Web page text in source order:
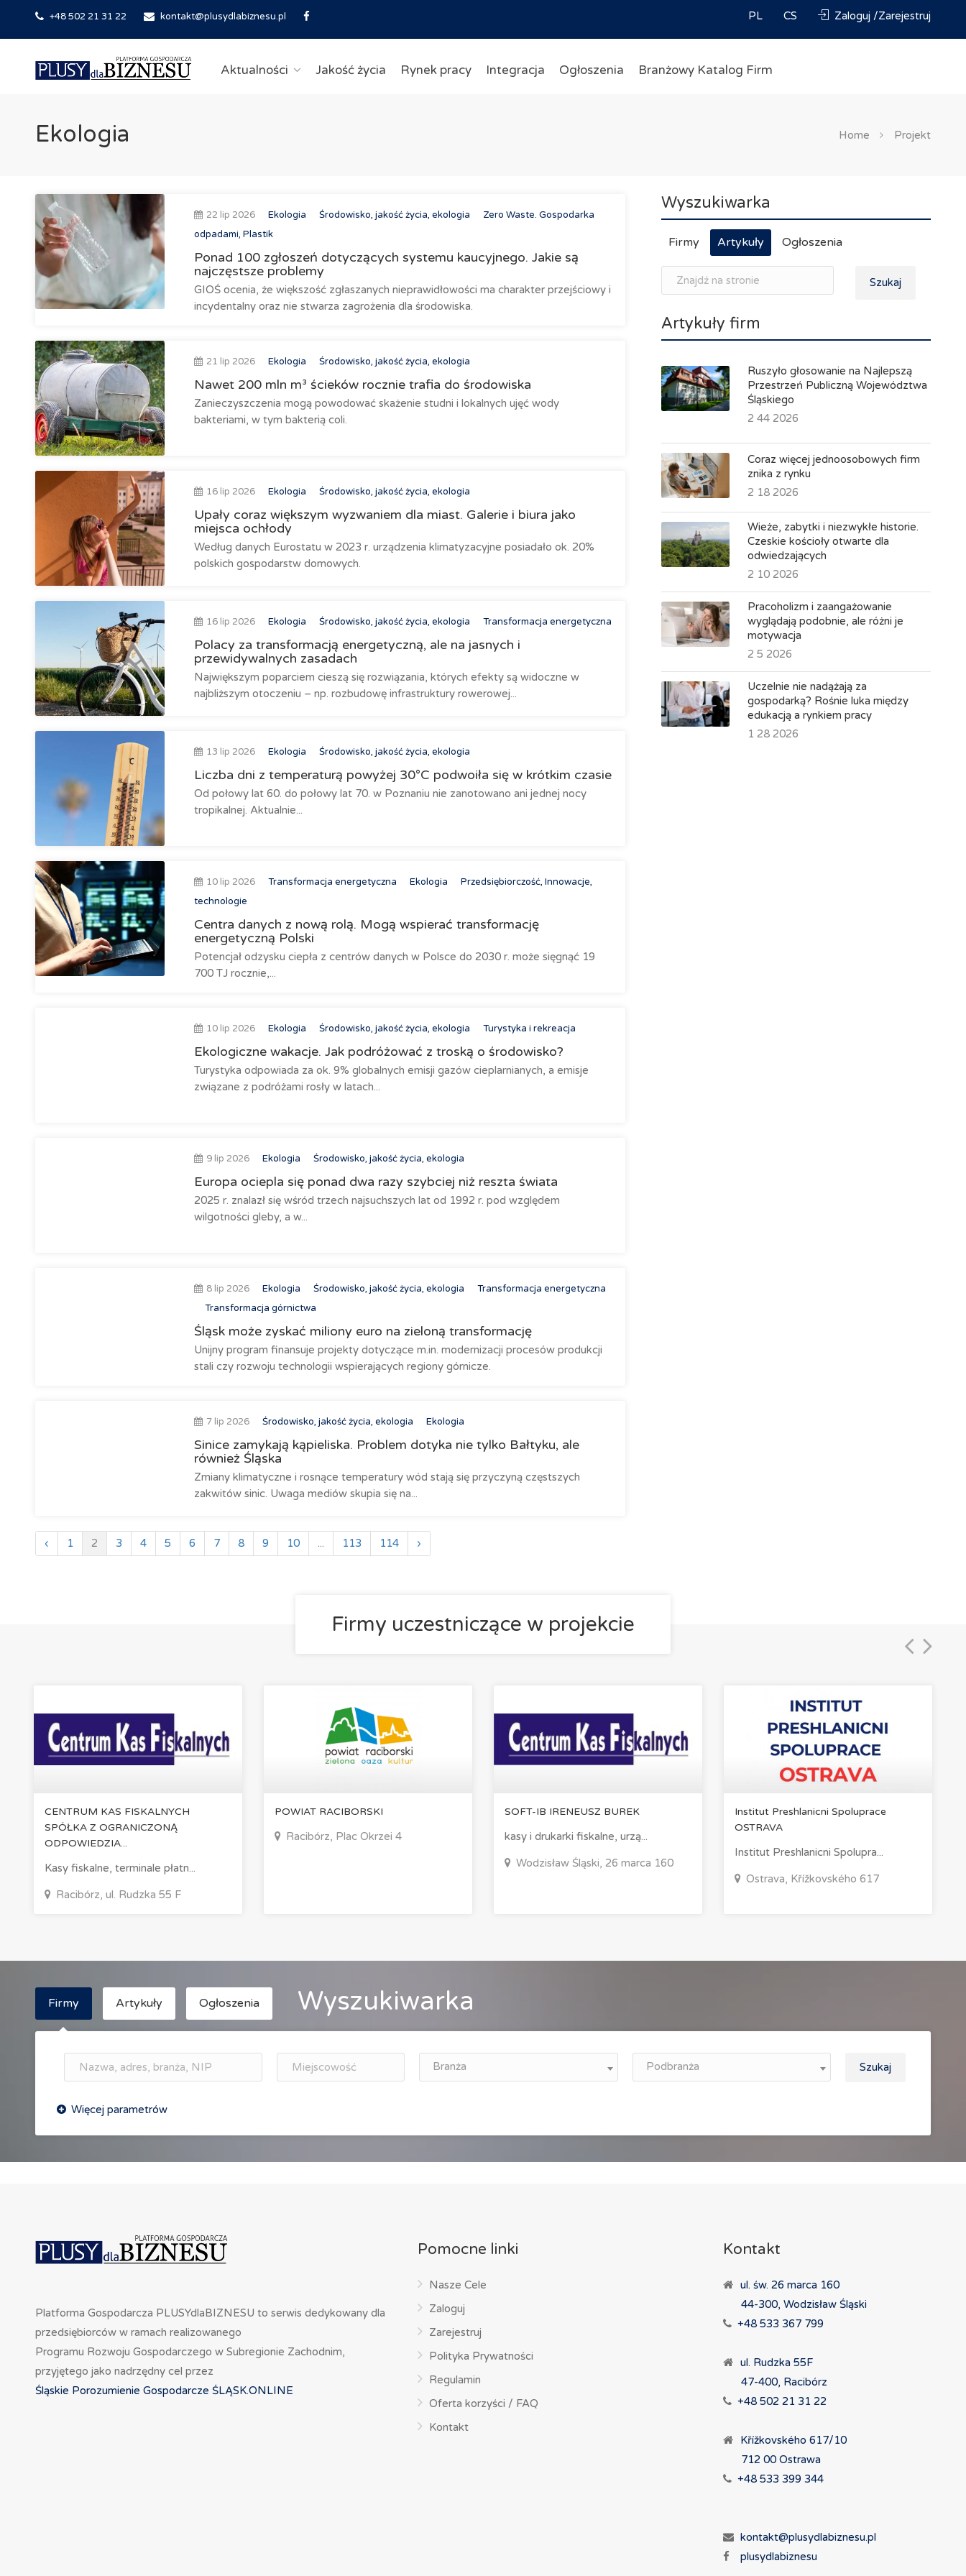
+48 502 21 31 22 kontakt@plusydlabiznesu.pl PL CS Zaloguj /Zarejestruj
Aktualności Jakość życia Rynek pracy Integracja Ogłoszenia Branżowy Katalog Firm
Ekologia Home Projekt
22 lip 2026 Ekologia Środowisko, jakość życia, ekologia
Zero Waste. Gospodarka
odpadami, Plastik
Ponad 100 zgłoszeń dotyczących systemu kaucyjnego. Jakie są
najczęstsze problemy
GIOŚ ocenia, że większość zgłaszanych nieprawidłowości ma charakter przejściowy i
incydentalny oraz nie stwarza zagrożenia dla środowiska.
21 lip 2026 Ekologia Środowisko, jakość życia, ekologia
Nawet 200 mln m³ ścieków rocznie trafia do środowiska
Zanieczyszczenia mogą powodować skażenie studni i lokalnych ujęć wody
bakteriami, w tym bakterią coli.
16 lip 2026 Ekologia Środowisko, jakość życia, ekologia
Upały coraz większym wyzwaniem dla miast. Galerie i biura jako
miejsca ochłody
Według danych Eurostatu w 2023 r. urządzenia klimatyzacyjne posiadało ok. 20%
polskich gospodarstw domowych.
16 lip 2026 Ekologia Środowisko, jakość życia, ekologia Transformacja energetyczna
Polacy za transformacją energetyczną, ale na jasnych i
przewidywalnych zasadach
Największym poparciem cieszą się rozwiązania, których efekty są widoczne w
najbliższym otoczeniu – np. rozbudowę infrastruktury rowerowej...
13 lip 2026 Ekologia Środowisko, jakość życia, ekologia
Liczba dni z temperaturą powyżej 30°C podwoiła się w krótkim czasie
Od połowy lat 60. do połowy lat 70. w Poznaniu nie zanotowano ani jednej nocy
tropikalnej. Aktualnie...
10 lip 2026 Transformacja energetyczna Ekologia
Przedsiębiorczość, Innowacje,
technologie
Centra danych z nową rolą. Mogą wspierać transformację
energetyczną Polski
Potencjał odzysku ciepła z centrów danych w Polsce do 2030 r. może sięgnąć 19
700 TJ rocznie,...
10 lip 2026 Ekologia Środowisko, jakość życia, ekologia Turystyka i rekreacja
Ekologiczne wakacje. Jak podróżować z troską o środowisko?
Turystyka odpowiada za ok. 9% globalnych emisji gazów cieplarnianych, a emisje
związane z podróżami rosły w latach...
9 lip 2026 Ekologia Środowisko, jakość życia, ekologia
Europa ociepla się ponad dwa razy szybciej niż reszta świata
2025 r. znalazł się wśród trzech najsuchszych lat od 1992 r. pod względem
wilgotności gleby, a w...
8 lip 2026 Ekologia Środowisko, jakość życia, ekologia
Transformacja energetyczna
Transformacja górnictwa
Śląsk może zyskać miliony euro na zieloną transformację
Unijny program finansuje projekty dotyczące m.in. modernizacji procesów produkcji
stali czy rozwoju technologii wspierających regiony górnicze.
7 lip 2026 Środowisko, jakość życia, ekologia Ekologia
Sinice zamykają kąpieliska. Problem dotyka nie tylko Bałtyku, ale
również Śląska
Zmiany klimatyczne i rosnące temperatury wód stają się przyczyną częstszych
zakwitów sinic. Uwaga mediów skupia się na...
‹ 1 2 3 4 5 6 7 8 9 10 ... 113 114 ›
Wyszukiwarka
Firmy Artykuły Ogłoszenia
Szukaj
Artykuły firm
Ruszyło głosowanie na Najlepszą
Przestrzeń Publiczną Województwa
Śląskiego
2 44 2026
Coraz więcej jednoosobowych firm
znika z rynku
2 18 2026
Wieże, zabytki i niezwykłe historie.
Czeskie kościoły otwarte dla
odwiedzających
2 10 2026
Pracoholizm i zaangażowanie
wyglądają podobnie, ale różni je
motywacja
2 5 2026
Uczelnie nie nadążają za
gospodarką? Rośnie luka między
edukacją a rynkiem pracy
1 28 2026
Firmy uczestniczące w projekcie
CENTRUM KAS FISKALNYCH
SPÓŁKA Z OGRANICZONĄ
ODPOWIEDZIA...
Kasy fiskalne, terminale płatn...
Racibórz, ul. Rudzka 55 F
POWIAT RACIBORSKI
Racibórz, Plac Okrzei 4
SOFT-IB IRENEUSZ BUREK
kasy i drukarki fiskalne, urzą...
Wodzisław Śląski, 26 marca 160
Institut Preshlanicni Spoluprace
OSTRAVA
Institut Preshlanicni Spolupra...
Ostrava, Křížkovského 617
Firmy Artykuły Ogłoszenia Wyszukiwarka
Branża Podbranża Szukaj
Platforma Gospodarcza PLUSYdlaBIZNESU to serwis dedykowany dla
przedsiębiorców w ramach realizowanego
Programu Rozwoju Gospodarczego w Subregionie Zachodnim,
przyjętego jako nadrzędny cel przez
Śląskie Porozumienie Gospodarcze ŚLĄSK.ONLINE
Pomocne linki
Nasze Cele
Zaloguj
Zarejestruj
Polityka Prywatności
Regulamin
Oferta korzyści / FAQ
Kontakt
Kontakt
ul. św. 26 marca 160
44-300, Wodzisław Śląski
+48 533 367 799
ul. Rudzka 55F
47-400, Racibórz
+48 502 21 31 22
Křížkovského 617/10
712 00 Ostrawa
+48 533 399 344
kontakt@plusydlabiznesu.pl
plusydlabiznesu